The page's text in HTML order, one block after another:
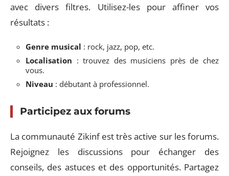
avec divers filtres. Utilisez-les pour affiner vos
résultats :
Genre musical : rock, jazz, pop, etc.
Localisation : trouvez des musiciens près de chez
vous.
Niveau : débutant à professionnel.
Participez aux forums
La communauté Zikinf est très active sur les forums.
Rejoignez les discussions pour échanger des
conseils, des astuces et des opportunités. Partagez